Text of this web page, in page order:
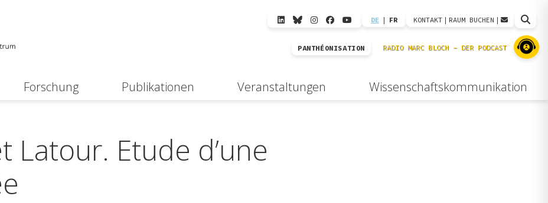
DE | FR KONTAKT | RAUM BUCHEN |
PANTHÉONISATION
Forschung Publikationen Veranstaltungen Wissenschaftskommunikation
Latour. Etude d’une